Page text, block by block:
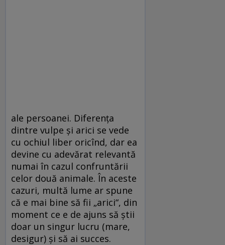
ale persoanei. Diferenţa
dintre vulpe şi arici se vede
cu ochiul liber oricînd, dar ea
devine cu adevărat relevantă
numai în cazul confruntării
celor două animale. În aceste
cazuri, multă lume ar spune
că e mai bine să fii „arici“, din
moment ce e de ajuns să ştii
doar un singur lucru (mare,
desigur) şi să ai succes.